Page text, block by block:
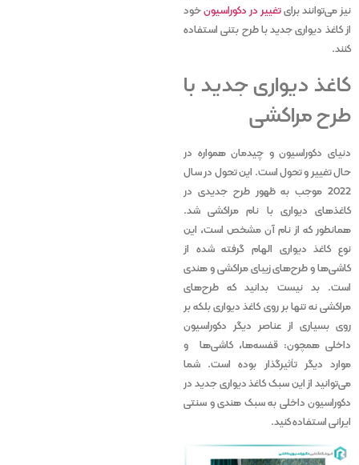
نیز می‌توانند برایتغییر در دکوراسیونخود
از کاغذ دیواری جدید با طرح بتنی استفاده
کنند.
کاغذ دیواری جدید با
طرح مراکشی
دنیای دکوراسیون و چیدمان همواره در
حال تغییر و تحول است. این تحول در سال
2022 موجب به ظهور طرح جدیدی در
کاغذهای دیواری با نام مراکشی شد.
همانطور که از نام آن مشخص است، این
نوع کاغذ دیواری الهام گرفته شده از
کاشی‌ها و طرح‌های زیبای مراکشی و هندی
است. بد نیست بدانید که طرح‌های
مراکشی نه تنها بر روی کاغذ دیواری بلکه بر
روی بسیاری از عناصر دیگر دکوراسیون
داخلی همچون: قفسه‌ها، کاشی‌ها و
موارد دیگر تأثیرگذار بوده است. شما
می‌توانید از این سبک کاغذ دیواری جدید در
دکوراسیون داخلی به سبک هندی و سنتی
ایرانی استفاده کنید.